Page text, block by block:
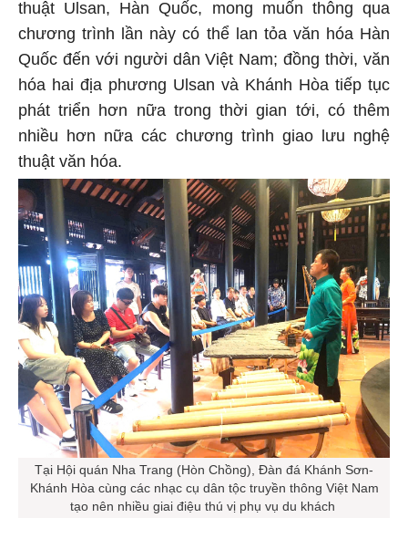
thuật Ulsan, Hàn Quốc, mong muốn thông qua
chương trình lần này có thể lan tỏa văn hóa Hàn
Quốc đến với người dân Việt Nam; đồng thời, văn
hóa hai địa phương Ulsan và Khánh Hòa tiếp tục
phát triển hơn nữa trong thời gian tới, có thêm
nhiều hơn nữa các chương trình giao lưu nghệ
thuật văn hóa.
Tại Hội quán Nha Trang (Hòn Chồng), Đàn đá Khánh Sơn-
Khánh Hòa cùng các nhạc cụ dân tộc truyền thông Việt Nam
tạo nên nhiều giai điệu thú vị phụ vụ du khách